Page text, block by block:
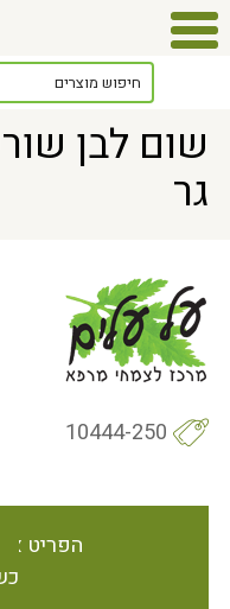
> שום לבן שורש אבקה – 250 גר
גר
10444-250
הפריט